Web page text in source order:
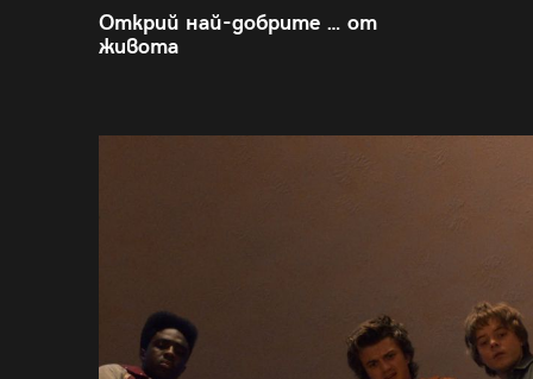
Открий най-добрите … от
живота